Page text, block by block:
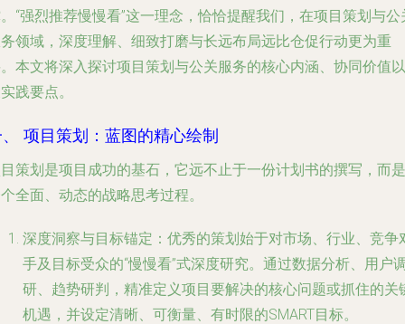
“强烈推荐慢慢看”这一理念，恰恰提醒我们，在项目策划与公
领域，深度理解、细致打磨与长远布局远比仓促行动更为重
本文将深入探讨项目策划与公关服务的核心内涵、协同价值以
践要点。
项目策划：蓝图的精心绘制
策划是项目成功的基石，它远不止于一份计划书的撰写，而是
全面、动态的战略思考过程。
深度洞察与目标锚定 ：优秀的策划始于对市场、行业、竞争
手及目标受众的“慢慢看”式深度研究。通过数据分析、用户
研、趋势研判，精准定义项目要解决的核心问题或抓住的关
机遇，并设定清晰、可衡量、有时限的SMART目标。